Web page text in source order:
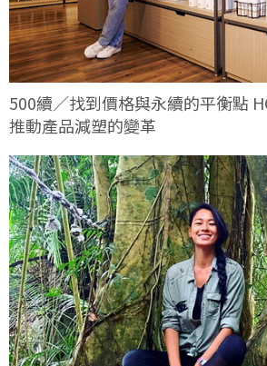
500續／找到價格與永續的平衡點
推動產品減塑的變革